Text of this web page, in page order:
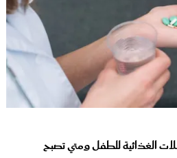
الغذائية للطفل ومتي تصبح